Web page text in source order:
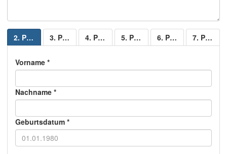
2. Person 3. Person 4. Person 5. Person 6. Person 7. Person
Vorname *
Nachname *
Geburtsdatum *